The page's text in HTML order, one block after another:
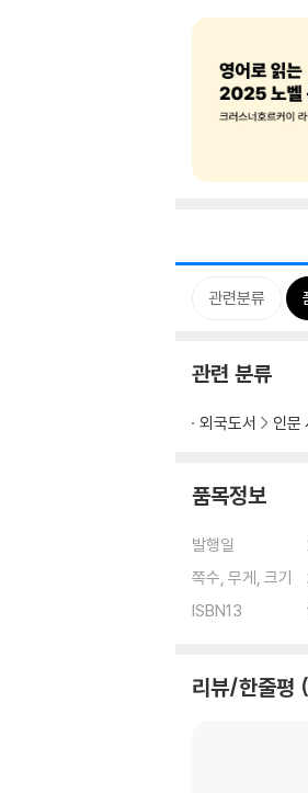
관련분류
관련 분류
외국도서 인문
품목정보
발행일
쪽수, 무게, 크기
ISBN13
리뷰/한줄평